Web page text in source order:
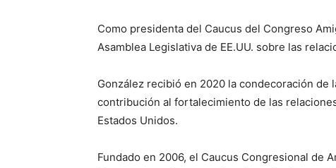
Como presidenta del Caucus del Congreso
Asamblea Legislativa de EE.UU. sobre las
González recibió en 2020 la condecoración de
contribución al fortalecimiento de las
Estados Unidos.
Fundado en 2006, el Caucus Congresional de